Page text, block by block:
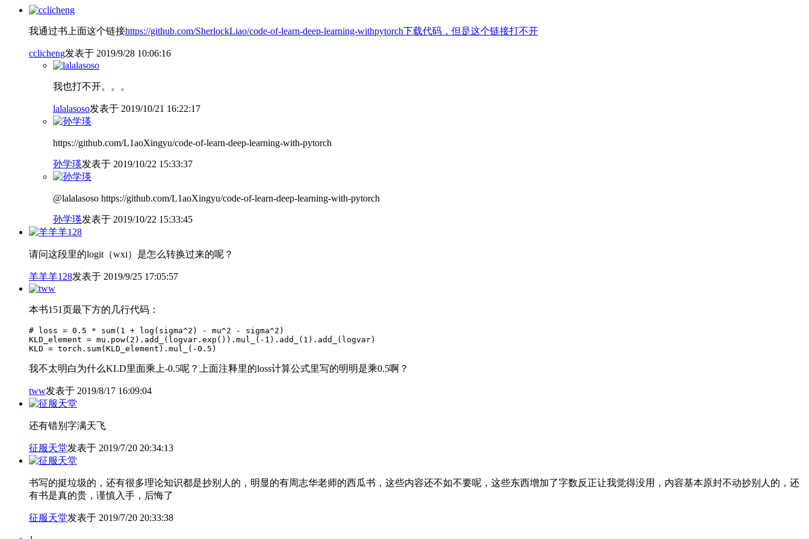
我通过书上面这个链接https://github.com/SherlockLiao/code-of-learn-deep-learning-withpytorch下载代码，但是这个链接打不开
cclicheng发表于 2019/9/28 10:06:16
我也打不开。。。
lalalasoso发表于 2019/10/21 16:22:17
https://github.com/L1aoXingyu/code-of-learn-deep-learning-with-pytorch
孙学瑛发表于 2019/10/22 15:33:37
@lalalasoso https://github.com/L1aoXingyu/code-of-learn-deep-learning-with-pytorch
孙学瑛发表于 2019/10/22 15:33:45
请问这段里的logit（wxi）是怎么转换过来的呢？
羊羊羊128发表于 2019/9/25 17:05:57
本书151页最下方的几行代码：
# loss = 0.5 * sum(1 + log(sigma^2) - mu^2 - sigma^2)
KLD_element = mu.pow(2).add_(logvar.exp()).mul_(-1).add_(1).add_(logvar)
我不太明白为什么KLD里面乘上-0.5呢？上面注释里的loss计算公式里写的明明是乘0.5啊？
tww发表于 2019/8/17 16:09:04
还有错别字满天飞
征服天堂发表于 2019/7/20 20:34:13
书写的挺垃圾的，还有很多理论知识都是抄别人的，明显的有周志华老师的西瓜书，这些内容还不如不要呢，这些东西增加了字数反正让我觉得没用，内容基本原封不动抄别人的，还
有书是真的贵，谨慎入手，后悔了
征服天堂发表于 2019/7/20 20:33:38